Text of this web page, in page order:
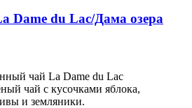
Dame du Lac/Дама озера
чай La Dame du Lac
чай с кусочками яблока,
и земляники.